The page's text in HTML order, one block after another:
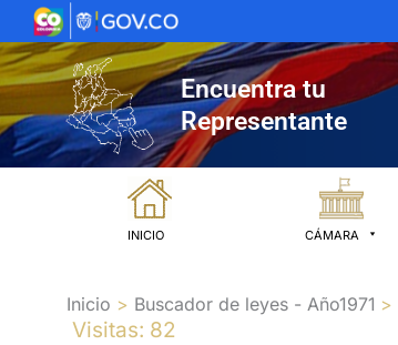
al
contenido
Encuentra tu
Representante
INICIO CÁMARA
Inicio Buscador de leyes - Año1971
Visitas: 82